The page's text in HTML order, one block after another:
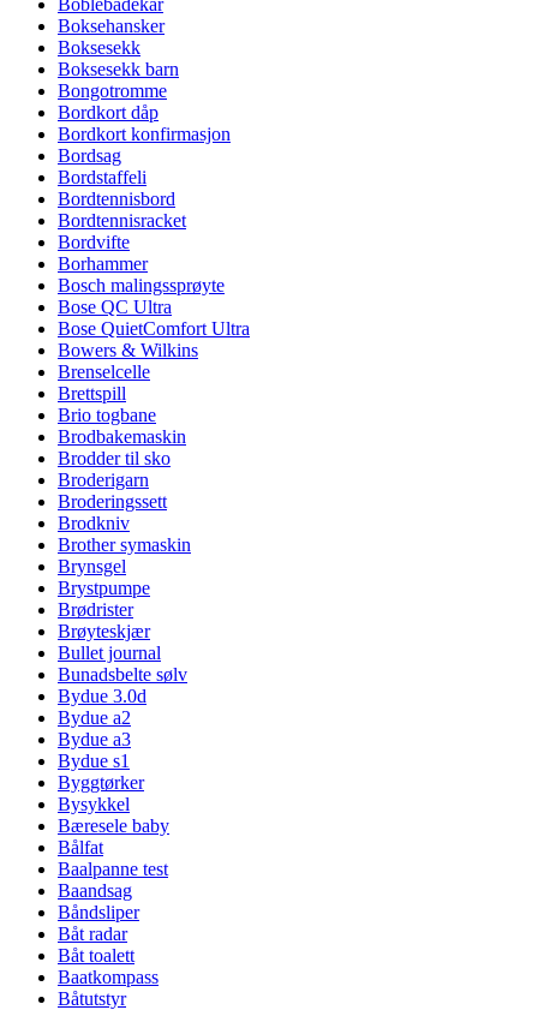
Boblebadekar
Boksehansker
Boksesekk
Boksesekk barn
Bongotromme
Bordkort dåp
Bordkort konfirmasjon
Bordsag
Bordstaffeli
Bordtennisbord
Bordtennisracket
Bordvifte
Borhammer
Bosch malingssprøyte
Bose QC Ultra
Bose QuietComfort Ultra
Bowers & Wilkins
Brenselcelle
Brettspill
Brio togbane
Brodbakemaskin
Brodder til sko
Broderigarn
Broderingssett
Brodkniv
Brother symaskin
Brynsgel
Brystpumpe
Brødrister
Brøyteskjær
Bullet journal
Bunadsbelte sølv
Bydue 3.0d
Bydue a2
Bydue a3
Bydue s1
Byggtørker
Bysykkel
Bæresele baby
Bålfat
Baalpanne test
Baandsag
Båndsliper
Båt radar
Båt toalett
Baatkompass
Båtutstyr